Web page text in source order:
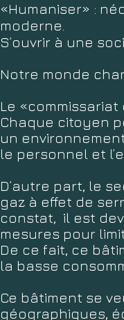
«Humaniser» :
moderne.
S’ouvrir à une
Notre monde
Le
Chaque citoyen
un
le personnel et
D’autre part, le
gaz à effet de
constat, il est
mesures pour
De ce fait, ce
la basse
Ce bâtiment se
géographiques,